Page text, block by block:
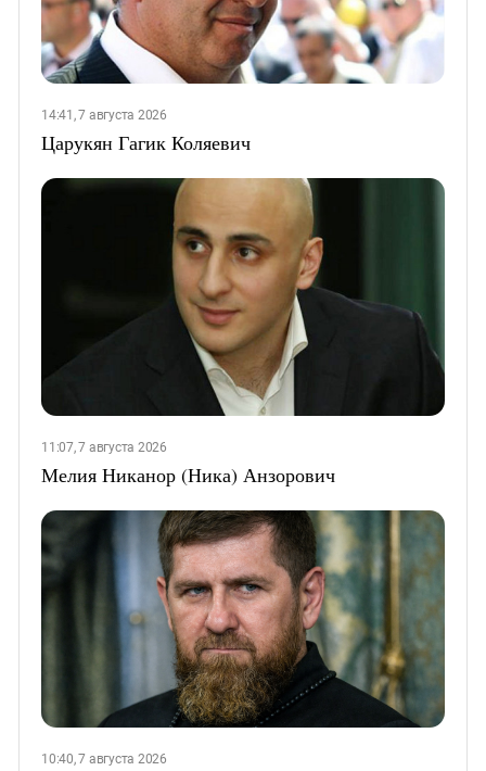
14:41, 7 августа 2026
Царукян Гагик Коляевич
11:07, 7 августа 2026
Мелия Никанор (Ника) Анзорович
10:40, 7 августа 2026